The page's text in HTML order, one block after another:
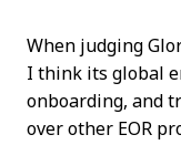
When judging
I think its global
onboarding, and
over other EOR